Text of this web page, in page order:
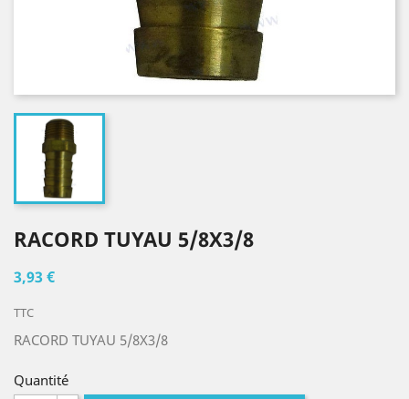
RACORD TUYAU 5/8X3/8
3,93 €
TTC
RACORD TUYAU 5/8X3/8
Quantité